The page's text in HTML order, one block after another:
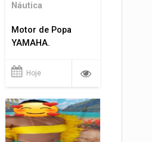
Náutica
Motor de Popa
YAMAHA.
Hoje